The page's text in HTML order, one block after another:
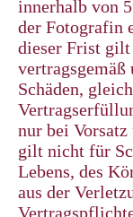
innerhalb von
der Fotografin
dieser Frist
vertragsgemäß
Schäden,
nur bei
gilt nicht für
Lebens, des
aus der